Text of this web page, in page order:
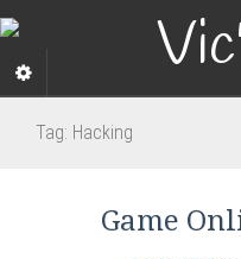
Tag: Hacking
Game